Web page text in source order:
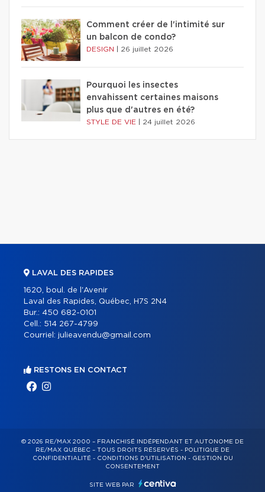
Comment créer de l'intimité sur
un balcon de condo?
DESIGN 26 juillet 2026
Pourquoi les insectes
envahissent certaines maisons
plus que d'autres en été?
STYLE DE VIE 24 juillet 2026
LAVAL DES RAPIDES
1620, boul. de l'Avenir
Laval des Rapides, Québec, H7S 2N4
Bur.: 450 682-0101
Cell.: 514 267-4799
Courriel: julieavendu@gmail.com
RESTONS EN CONTACT
© 2026 RE/MAX 2000 – FRANCHISÉ INDÉPENDANT ET AUTONOME DE
RE/MAX QUÉBEC – TOUS DROITS RÉSERVÉS - POLITIQUE DE
CONFIDENTIALITÉ- CONDITIONS D'UTILISATION - GESTION DU
CONSENTEMENT
SITE WEB PAR